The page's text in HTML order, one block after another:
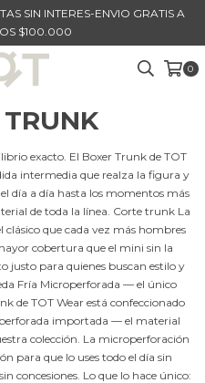
SIN INTERES-ENVIO GRATIS A
$100.000
0
exacto. El Boxer Trunk de TOT
intermedia que realza la figura y
día a día hasta los momentos más
de toda la línea. Corte trunk La
que cada vez más hombres
cobertura que el mini sin la
justo para quienes buscan estilo y
Fría Microperforada — el único
de TOT Wear está confeccionado
importada — el material
colección. La microperforación
para que lo uses todo el día sin
concesiones. Lo que lo hace único: